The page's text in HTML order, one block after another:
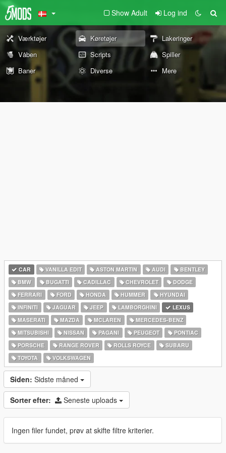
Show Adult Log ind
Værktøjer Køretøjer
Lakeringer
Våben
Scripts
Spiller
Baner
Diverse Mere
CAR VANILLA EDIT ASTON MARTIN AUDI
BENTLEY
BMW
BUGATTI CADILLAC CHEVROLET
DODGE
FERRARI
FORD HONDA HUMMER
HYUNDAI
INFINITI
JAGUAR JEEP LAMBORGHINI
LEXUS
MASERATI
MAZDA MCLAREN
MERCEDES-BENZ
MITSUBISHI
NISSAN PAGANI PEUGEOT
PONTIAC
PORSCHE
RANGE ROVER ROLLS ROYCE
SUBARU
TOYOTA
VOLKSWAGEN
Siden: Sidste måned
Sorter efter: Seneste uploads
Ingen filer fundet, prøv at skifte filtre kriterier.